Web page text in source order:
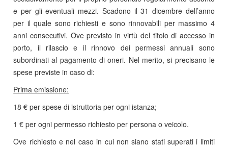
e per gli eventuali mezzi. Scadono il 31 dicembre dell’anno
per il quale sono richiesti e sono rinnovabili per massimo 4
anni consecutivi. Ove previsto in virtù del titolo di accesso in
porto, il rilascio e il rinnovo dei permessi annuali sono
subordinati al pagamento di oneri. Nel merito, si precisano le
spese previste in caso di:
Prima emissione:
18 € per spese di istruttoria per ogni istanza;
1 € per ogni permesso richiesto per persona o veicolo.
Ove richiesto e nel caso in cui non siano stati superati i limiti